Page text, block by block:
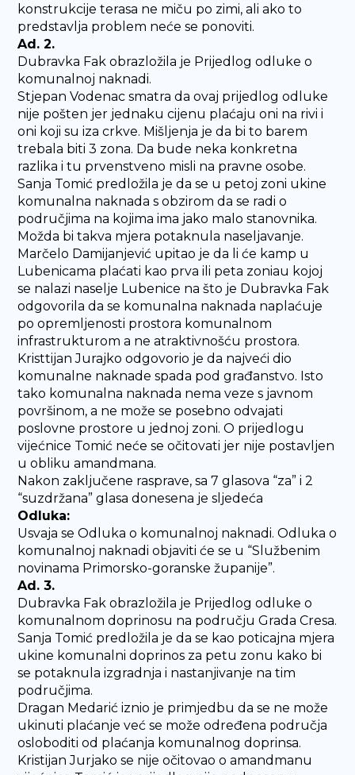
konstrukcije terasa ne miču po zimi, ali ako to
predstavlja problem neće se ponoviti.
Ad. 2.
Dubravka Fak obrazložila je Prijedlog odluke o
komunalnoj naknadi.
Stjepan Vodenac smatra da ovaj prijedlog odluke
nije pošten jer jednaku cijenu plaćaju oni na rivi i
oni koji su iza crkve. Mišljenja je da bi to barem
trebala biti 3 zona. Da bude neka konkretna
razlika i tu prvenstveno misli na pravne osobe.
Sanja Tomić predložila je da se u petoj zoni ukine
komunalna naknada s obzirom da se radi o
područjima na kojima ima jako malo stanovnika.
Možda bi takva mjera potaknula naseljavanje.
Marčelo Damijanjević upitao je da li će kamp u
Lubenicama plaćati kao prva ili peta zoniau kojoj
se nalazi naselje Lubenice na što je Dubravka Fak
odgovorila da se komunalna naknada naplaćuje
po opremljenosti prostora komunalnom
infrastrukturom a ne atraktivnošću prostora.
Kristtijan Jurajko odgovorio je da najveći dio
komunalne naknade spada pod građanstvo. Isto
tako komunalna naknada nema veze s javnom
površinom, a ne može se posebno odvajati
poslovne prostore u jednoj zoni. O prijedlogu
vijećnice Tomić neće se očitovati jer nije postavljen
u obliku amandmana.
Nakon zaključene rasprave, sa 7 glasova “za” i 2
“suzdržana” glasa donesena je sljedeća
Odluka:
Usvaja se Odluka o komunalnoj naknadi. Odluka o
komunalnoj naknadi objaviti će se u “Službenim
novinama Primorsko-goranske županije”.
Ad. 3.
Dubravka Fak obrazložila je Prijedlog odluke o
komunalnom doprinosu na području Grada Cresa.
Sanja Tomić predložila je da se kao poticajna mjera
ukine komunalni doprinos za petu zonu kako bi
se potaknula izgradnja i nastanjivanje na tim
područjima.
Dragan Medarić iznio je primjedbu da se ne može
ukinuti plaćanje već se može određena područja
osloboditi od plaćanja komunalnog doprinsa.
Kristijan Jurjako se nije očitovao o amandmanu